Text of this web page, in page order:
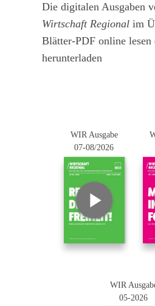
Die digitalen Ausgaben
Wirtschaft Regional im
Blätter-PDF online lesen
herunterladen
WIR Ausgabe
07-08/2026
WIR
05-2026